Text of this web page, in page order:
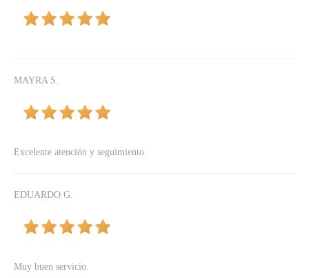
MAYRA S.
Excelente atención y seguimiento.
EDUARDO G.
Muy buen servicio.